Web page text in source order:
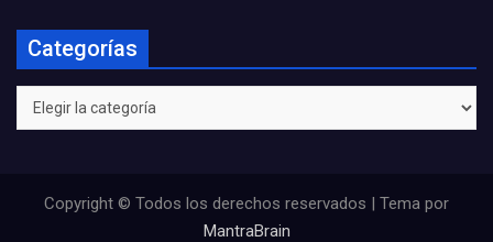
Categorías
Categorías
Copyright © Todos los derechos reservados | Tema por
MantraBrain